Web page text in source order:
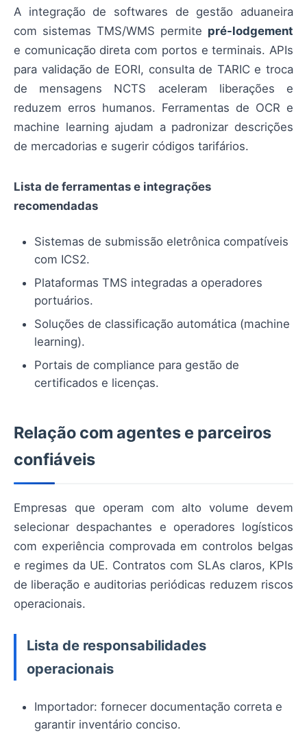
A integração de softwares de gestão aduaneira
com sistemas TMS/WMS permite pré-lodgement
e comunicação direta com portos e terminais. APIs
para validação de EORI, consulta de TARIC e troca
de mensagens NCTS aceleram liberações e
reduzem erros humanos. Ferramentas de OCR e
machine learning ajudam a padronizar descrições
de mercadorias e sugerir códigos tarifários.
Lista de ferramentas e integrações
recomendadas
Sistemas de submissão eletrônica compatíveis
com ICS2.
Plataformas TMS integradas a operadores
portuários.
Soluções de classificação automática (machine
learning).
Portais de compliance para gestão de
certificados e licenças.
Relação com agentes e parceiros
confiáveis
Empresas que operam com alto volume devem
selecionar despachantes e operadores logísticos
com experiência comprovada em controlos belgas
e regimes da UE. Contratos com SLAs claros, KPIs
de liberação e auditorias periódicas reduzem riscos
operacionais.
Lista de responsabilidades
operacionais
Importador: fornecer documentação correta e
garantir inventário conciso.